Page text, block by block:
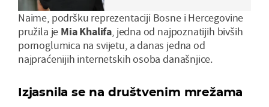
Naime, podršku reprezentaciji Bosne i Hercegovine
pružila je Mia Khalifa, jedna od najpoznatijih bivših
pornoglumica na svijetu, a danas jedna od
najpraćenijih internetskih osoba današnjice.
Izjasnila se na društvenim mrežama